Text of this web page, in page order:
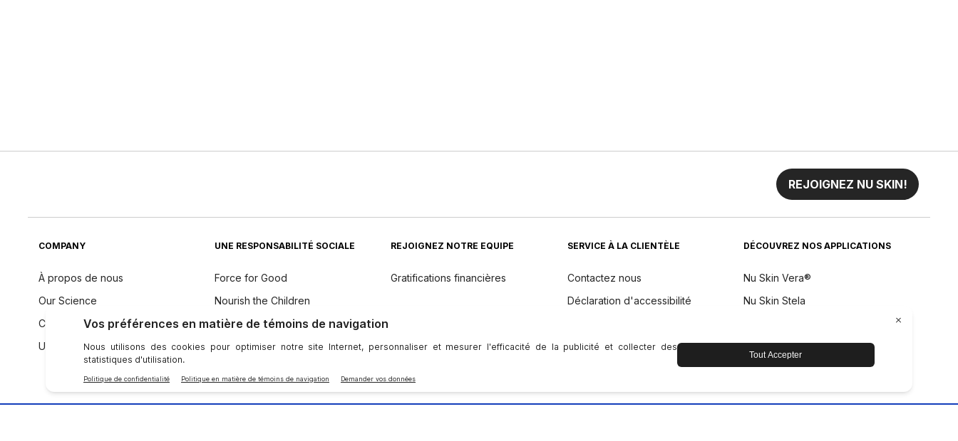
REJOIGNEZ NU SKIN!
COMPANY
À propos de nous
Our Science
Code de conduite
Une voix mondiale
UNE RESPONSABILITÉ SOCIALE
Force for Good
Nourish the Children
Durabilité
Philosophie des ingrédients
REJOIGNEZ NOTRE EQUIPE
Gratifications financières
SERVICE À LA CLIENTÈLE
Contactez nous
Déclaration d'accessibilité
Politique de remboursement
Entretien et maintenance de
DÉCOUVREZ NOS APPLICATIONS
Nu Skin Vera®
Nu Skin Stela